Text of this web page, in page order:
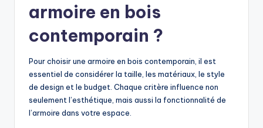
armoire en bois
contemporain ?
Pour choisir une armoire en bois contemporain, il est
essentiel de considérer la taille, les matériaux, le style
de design et le budget. Chaque critère influence non
seulement l’esthétique, mais aussi la fonctionnalité de
l’armoire dans votre espace.